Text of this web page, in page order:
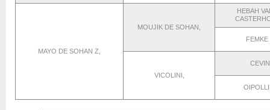
MAYO DE SOHAN Z,
MOUJIK DE SOHAN,
HEBAH
FEMKE
VICOLINI,